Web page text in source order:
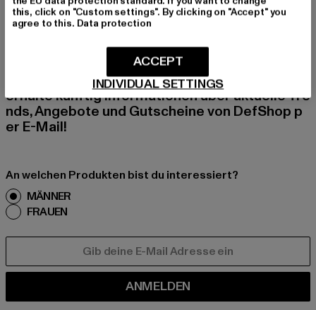
INSPIRIERT ZU BLEI
Melde dich hier für unseren Newsletter an und
erhalte künftig Informationen über aktuelle Tre
nds, Angebote und Gutscheine von DefShop p
er E-Mail!
An welchen Produkten bist du interessiert?
MÄNNER
FRAUEN
ANMELDEN
this, click on "Custom settings". By clicking on "Accept" you
agree to this. Data protection
INDIVIDUAL SETTINGS
ACCEPT